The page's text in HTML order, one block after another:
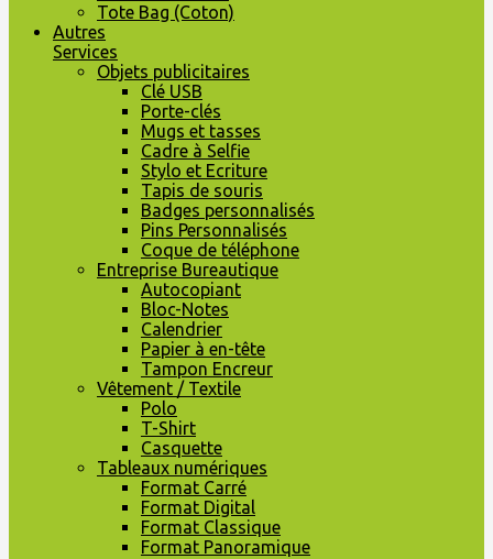
Tote Bag (Coton)
Autres
Services
Objets publicitaires
Clé USB
Porte-clés
Mugs et tasses
Cadre à Selfie
Stylo et Ecriture
Tapis de souris
Badges personnalisés
Pins Personnalisés
Coque de téléphone
Entreprise Bureautique
Autocopiant
Bloc-Notes
Calendrier
Papier à en-tête
Tampon Encreur
Vêtement / Textile
Polo
T-Shirt
Casquette
Tableaux numériques
Format Carré
Format Digital
Format Classique
Format Panoramique